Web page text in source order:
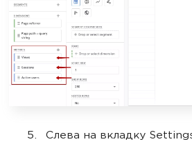
Слева на вкладку